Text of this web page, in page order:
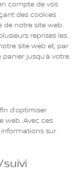
compte de vos
des cookies
de notre site web.
reprises les
site web et, par
jusqu’à votre
d’optimiser
web. Avec ces
sur
suivi